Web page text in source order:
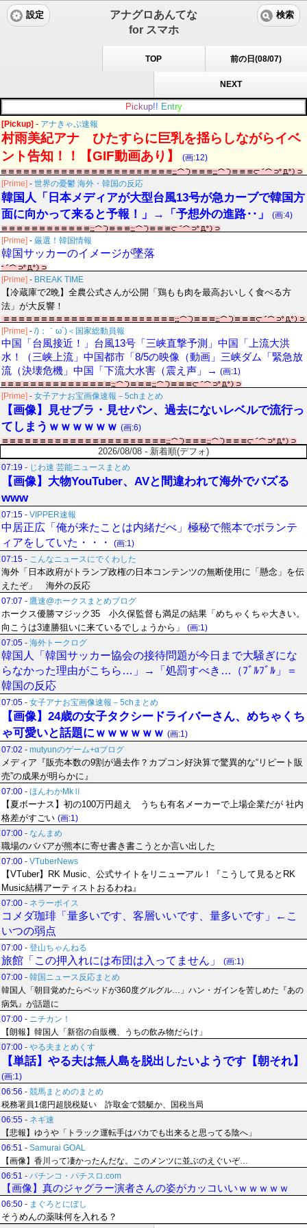
アナグロあんてな
for スマホ
設定 検索
TOP 前の日(08/07)
NEXT
Pic kup!! Entry
[Pickup] - アナきゃぷ速報
村雨美紀アナ ひたすらに巨乳を揺らしながらイベ
ント告知！！【GIF動画あり】
(画:12)
[Prime] - 世界の憂鬱 海外・韓国の反応
韓国人「日本メディアが大型台風13号が急カーブで韓国方
面に向かって来ると予報！」→「予想外の進路‥」
(画:4)
[Prime] - 厳選！韓国情報
韓国サッカーのイメージが墜落
[Prime] - BREAK TIME
【冷蔵庫で2晩】全農公式さんが公開「鶏もも肉を最高おいしく食べる方
法」が大反響！
[Prime] - /)；｀ω´)＜国家総動員報
中国「台風接近！」台風13号「三峡直撃予測」中国「上流大洪
水！（三峡上流」中国都市「8/5の映像（動画」三峡ダム「緊急放
流（決壊危機」中国「下流大水害（震え声」→ (画:1)
[Prime] - 女子アナお宝画像速報－5chまとめ
【画像】見せブラ・見せパン、過去にないレベルで流行っ
てしまうｗｗｗｗｗｗ (画:6)
2026/08/08 - 新着順(デフォ)
07:19 - じわ速 芸能ニュースまとめ
【画像】大物YouTuber、AVと間違われて海外でバズる
www
07:15 - VIPPER速報
中居正広「俺が来たことは内緒だべ」極秘で熊本でボランテ
ィアをしていた・・・
(画:1)
07:15 - こんなニュースにでくわした
海外「日本政府がトランプ政権の日本コンテンツの無断使用に「懸念」を伝
えたぞ」 海外の反応
07:07 - 鷹速@ホークスまとめブログ
ホークス優勝マジック35 小久保監督も満足の結果「めちゃくちゃ大きい。
向こうは3連勝狙いに来ているでしょうから」
(画:1)
07:05 - 海外トークログ
韓国人「韓国サッカー協会の接待問題が今日まで大騒ぎにな
らなかった理由がこちら…」→「処罰すべき…（ﾌﾞﾙﾌﾞﾙ」＝
韓国の反応
07:05 - 女子アナお宝画像速報－5chまとめ
【画像】24歳の女子タクシードライバーさん、めちゃくち
ゃ可愛いと話題にｗｗｗｗｗｗ (画:1)
07:02 - mutyunのゲーム+αブログ
メディア『販売本数の9割が過去作？カプコン好決算で驚異的な“リピート販
売”の成果が明らかに』
07:00 - ほんわかMkⅡ
【夏ボーナス】初の100万円超え うちも有名メーカーで上場企業だが 社内
格差がすごい (画:1)
07:00 - なんまめ
職場のババアが熊本に寄せ書き書こうとか言い出した
07:00 - VTuberNews
【VTuber】RK Music、公式サイトをリニューアル！『こうして見るとRK
Music結構アーティストおるわね』
07:00 - ネラーボイス
コメダ珈琲「量多いです、客層いいです、量多いです」←こ
いつの弱点
07:00 - 登山ちゃんねる
旅館「この押入れには布団は入ってません」
(画:1)
07:00 - 韓国ニュース反応まとめ
韓国人「朝目覚めたらベッドが360度グルグル…」ハン・ガインを苦しめた『あの
病気』が話題に
07:00 - ニチカン！
【朗報】韓国人「新宿の自販機、うちの飲み物だらけ」
07:00 - やる夫まとめくす
【単話】やる夫は無人島を脱出したいようです【朝それ】
(画:1)
06:56 - 競馬まとめのまとめ
税務署員1億円超脱税疑い 詐取金で競艇か、国税当局
06:55 - ネギ速
【悲報】ゆうや「トラック運転手はバカでも出来ると思ってる陰へ」
06:51 - Samurai GOAL
【画像】香川って凄かったんだな。このメンツに並ぶのえぐいぞ…
06:51 - パチンコ・パチスロ.com
【画像】真のジャグラー演者さんの姿がカッコいいｗｗｗｗｗ
06:50 - まぐろとにぼし
そうめんの薬味何を入れる？